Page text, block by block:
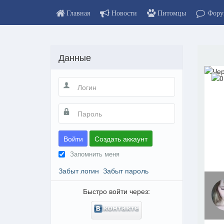
Главная Новости Питомцы
Данные
Войти Создать аккаунт
Запомнить меня
Забыт логин Забыт пароль
Быстро войти через: